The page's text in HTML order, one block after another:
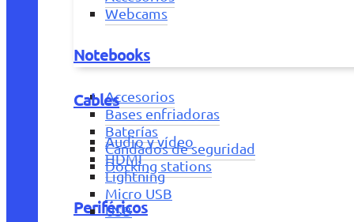
Webcams
Notebooks
Accesorios
Bases enfriadoras
Baterías
Candados de seguridad
Docking stations
Periféricos
Cables
Audio y vídeo
HDMI
Lightning
Micro USB
USB